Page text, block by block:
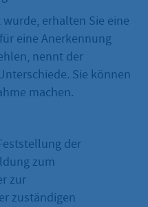
erhalten Sie eine
eine Anerkennung
nennt der
Sie können
machen.
der
zum
zur
zuständigen